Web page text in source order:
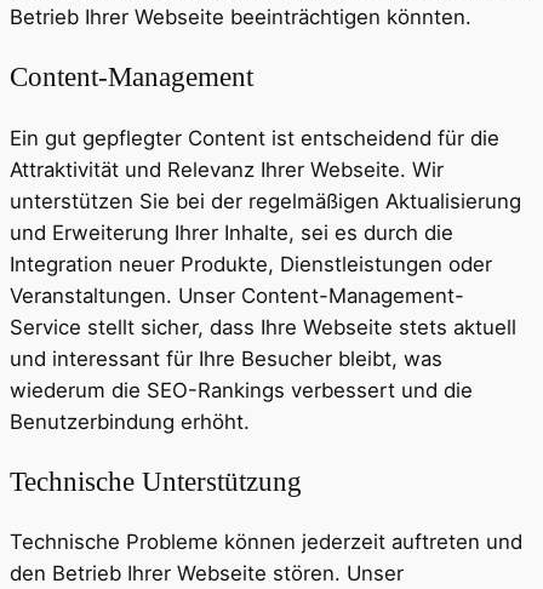
Betrieb Ihrer Webseite beeinträchtigen könnten.
Content-Management
Ein gut gepflegter Content ist entscheidend für die
Attraktivität und Relevanz Ihrer Webseite. Wir
unterstützen Sie bei der regelmäßigen Aktualisierung
und Erweiterung Ihrer Inhalte, sei es durch die
Integration neuer Produkte, Dienstleistungen oder
Veranstaltungen. Unser Content-Management-
Service stellt sicher, dass Ihre Webseite stets aktuell
und interessant für Ihre Besucher bleibt, was
wiederum die SEO-Rankings verbessert und die
Benutzerbindung erhöht.
Technische Unterstützung
Technische Probleme können jederzeit auftreten und
den Betrieb Ihrer Webseite stören. Unser